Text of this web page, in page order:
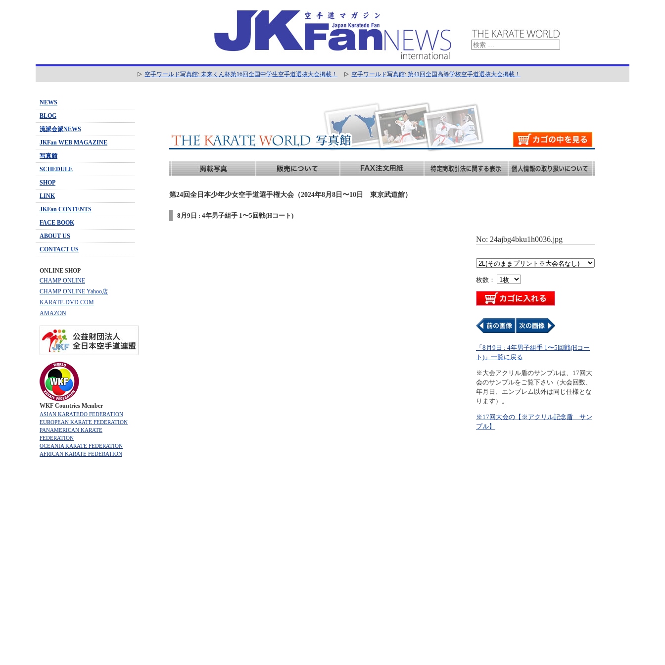
空手ワールド写真館: 未来くん杯第16回全国中学生空手道選抜大会掲載！ 空手ワールド写真館: 第41回全国高等学校空手道選抜大会掲載！
NEWS
BLOG
流派会派NEWS
JKFan WEB MAGAZINE
写真館
SCHEDULE
SHOP
LINK
JKFan CONTENTS
FACE BOOK
ABOUT US
CONTACT US
ONLINE SHOP
CHAMP ONLINE
CHAMP ONLINE Yahoo店
KARATE-DVD.COM
AMAZON
WKF Countries Member
ASIAN KARATEDO FEDERATION
EUROPEAN KARATE FEDERATION
PANAMERICAN KARATE
FEDERATION
OCEANIA KARATE FEDERATION
AFRICAN KARATE FEDERATION
第24回全日本少年少女空手道選手権大会（2024年8月8日〜10日 東京武道館）
8月9日 : 4年男子組手 1〜5回戦(Hコート)
No: 24ajbg4bku1h0036.jpg
枚数：
「8月9日 : 4年男子組手 1〜5回戦(Hコー
ト)」一覧に戻る
※大会アクリル盾のサンプルは、17回大
会のサンプルをご覧下さい（大会回数、
年月日、エンブレム以外は同じ仕様とな
ります）。
※17回大会の【※アクリル記念盾 サン
プル】